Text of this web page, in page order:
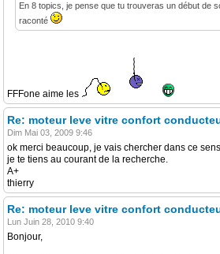
En 8 topics, je pense que tu trouveras un début de
raconté
FFFone aime les
Re: moteur leve vitre confort
Dim Mai 03, 2009 9:46
ok merci beaucoup, je vais chercher dans ce
je te tiens au courant de la recherche.
A+
thierry
Re: moteur leve vitre confort
Lun Juin 28, 2010 9:40
Bonjour,